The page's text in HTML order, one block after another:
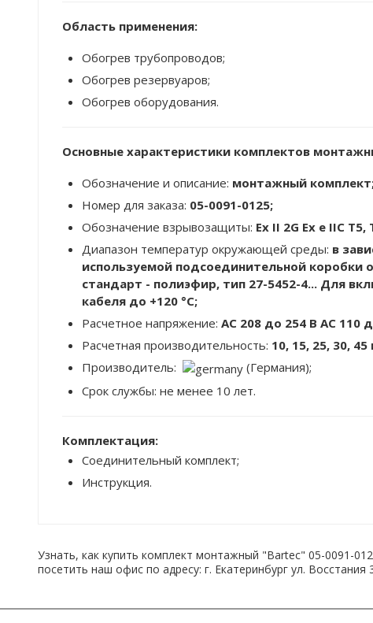
Область применения:
Обогрев трубопроводов;
Обогрев резервуаров;
Обогрев оборудования.
Основные характеристики комплектов
Обозначение и описание: монтажный
Номер для заказа: 05-0091-0125;
Обозначение взрывозащиты: Ex II 2G Ex e IIC T5,
Диапазон температур окружающей среды: в
используемой подсоединительной коробки
стандарт - полиэфир, тип 27-5452-4... Для
кабеля до +120 °C;
Расчетное напряжение: AC 208 до 254 В AC 110
Расчетная производительность: 10, 15, 25, 30,
Производитель:
(Германия);
Срок службы: не менее 10 лет.
Комплектация:
Соединительный комплект;
Инструкция.
Узнать, как купить комплект монтажный "Bartec" 05-0091-
посетить наш офис по адресу: г. Екатеринбург ул. Восстания